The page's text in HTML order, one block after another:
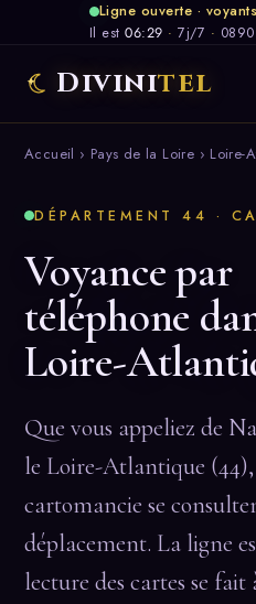
Ligne ouverte ·
Il est 06:29 · 7j/7 ·
Divinitel
Accueil › Pays de la Loire › Loire-
DÉPARTEMENT 44 ·
Voyance par
téléphone
Loire-
Que vous appeliez de
le Loire-Atlantique
cartomancie se
déplacement. La ligne
lecture des cartes se fait